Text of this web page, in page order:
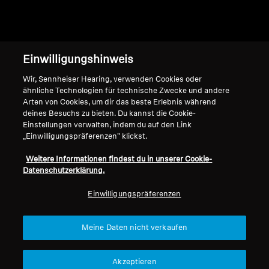
Support
Impressum
Globale Datenschutzrichtlinie
Allgemeine
Geschäftsbedingungen für
Richtlinie zur koordinierten
Sicherheitslücken
Unser Unternehmen
Karriere bei Sonova
Sennheiser Consumer
Einwilligungshinweis
Wir, Sennheiser Hearing, verwenden Cookies oder
ähnliche Technologien für technische Zwecke und andere
Arten von Cookies, um dir das beste Erlebnis während
deines Besuchs zu bieten. Du kannst die Cookie-
Einstellungen verwalten, indem du auf den Link
„Einwilligungspräferenzen" klickst.
Weitere Informationen findest du in unserer Cookie-
Datenschutzerklärung.
Einwilligungspräferenzen
Meine Daten nicht verkaufen
Akzeptieren